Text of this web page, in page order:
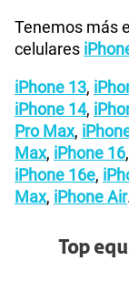
Tenemos más
celulares
iPhone 13,
iPhone 14,
Pro Max,
Max, iPhone 16,
iPhone 16e,
Max, iPhone Air
Top